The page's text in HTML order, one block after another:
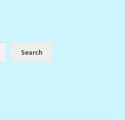
Search